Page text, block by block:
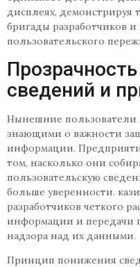
дисплеях, демонстрируя
бригады разработчиков
пользовательского
сведений и
Нынешние пользователи
знающими о важности
информации.
том, насколько они
пользовательскую
больше уверенности.
разработчиков четкого
информации и передачи
надзора над их данными.
Принцип понижения